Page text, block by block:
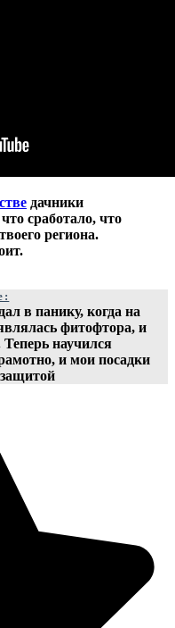
дачники
сработало, что
региона.
в панику, когда на
фитофтора, и
научился
и мои посадки